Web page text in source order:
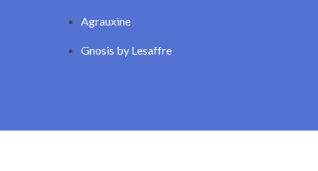
Agrauxine
Gnosis by Lesaffre